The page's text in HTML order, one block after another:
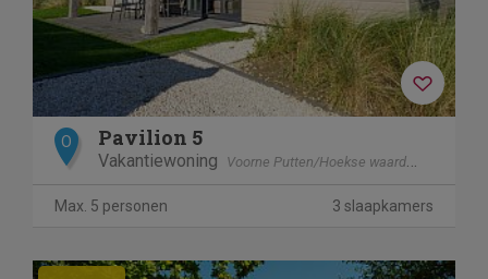
O Pavilion 5
Vakantiewoning Voorne Putten/Hoekse waard
Max. 5 personen 3 slaapkamers